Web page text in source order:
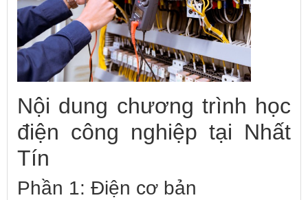
Nội dung chương trình học
điện công nghiệp tại Nhất
Tín
Phần 1: Điện cơ bản